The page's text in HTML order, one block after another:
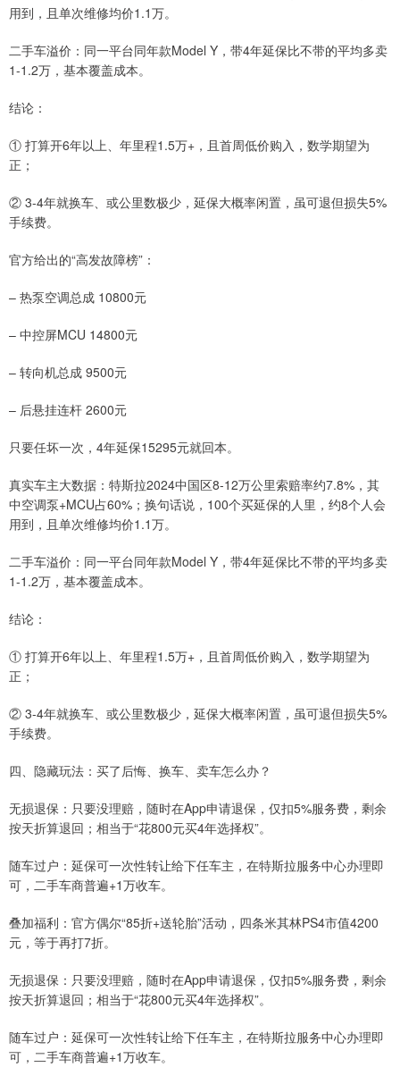
用到，且单次维修均价1.1万。
二手车溢价：同一平台同年款Model Y，带4年延保比不带的平均多卖
1-1.2万，基本覆盖成本。
结论：
① 打算开6年以上、年里程1.5万+，且首周低价购入，数学期望为
正；
② 3-4年就换车、或公里数极少，延保大概率闲置，虽可退但损失5%
手续费。
官方给出的“高发故障榜”：
– 热泵空调总成 10800元
– 中控屏MCU 14800元
– 转向机总成 9500元
– 后悬挂连杆 2600元
只要任坏一次，4年延保15295元就回本。
真实车主大数据：特斯拉2024中国区8-12万公里索赔率约7.8%，其
中空调泵+MCU占60%；换句话说，100个买延保的人里，约8个人会
用到，且单次维修均价1.1万。
二手车溢价：同一平台同年款Model Y，带4年延保比不带的平均多卖
1-1.2万，基本覆盖成本。
结论：
① 打算开6年以上、年里程1.5万+，且首周低价购入，数学期望为
正；
② 3-4年就换车、或公里数极少，延保大概率闲置，虽可退但损失5%
手续费。
四、隐藏玩法：买了后悔、换车、卖车怎么办？
无损退保：只要没理赔，随时在App申请退保，仅扣5%服务费，剩余
按天折算退回；相当于“花800元买4年选择权”。
随车过户：延保可一次性转让给下任车主，在特斯拉服务中心办理即
可，二手车商普遍+1万收车。
叠加福利：官方偶尔“85折+送轮胎”活动，四条米其林PS4市值4200
元，等于再打7折。
无损退保：只要没理赔，随时在App申请退保，仅扣5%服务费，剩余
按天折算退回；相当于“花800元买4年选择权”。
随车过户：延保可一次性转让给下任车主，在特斯拉服务中心办理即
可，二手车商普遍+1万收车。